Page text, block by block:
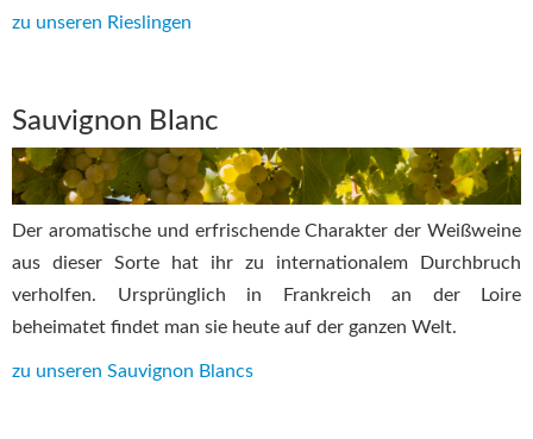
zu unseren Rieslingen
Sauvignon Blanc
Der aromatische und erfrischende Charakter der Weißweine
aus dieser Sorte hat ihr zu internationalem Durchbruch
verholfen. Ursprünglich in Frankreich an der Loire
beheimatet findet man sie heute auf der ganzen Welt.
zu unseren Sauvignon Blancs